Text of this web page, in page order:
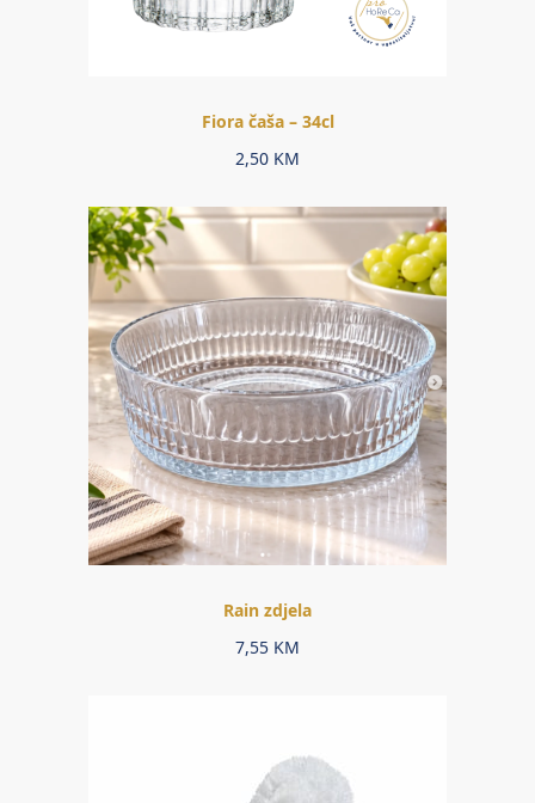
Fiora čaša – 34cl
2,50 KM
Rain zdjela
7,55 KM